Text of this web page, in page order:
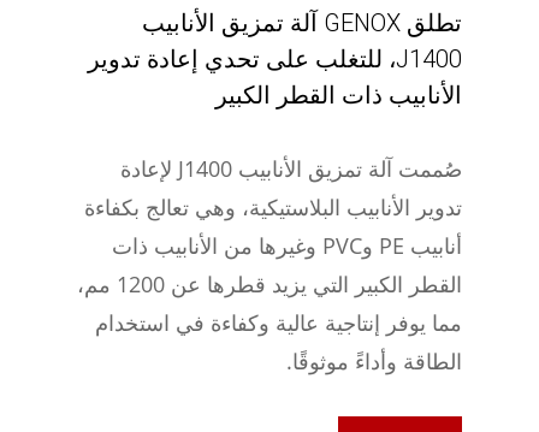
تطلق GENOX آلة تمزيق الأنابيب
J1400، للتغلب على تحدي إعادة تدوير
الأنابيب ذات القطر الكبير
صُممت آلة تمزيق الأنابيب J1400 لإعادة
تدوير الأنابيب البلاستيكية، وهي تعالج بكفاءة
أنابيب PE وPVC وغيرها من الأنابيب ذات
القطر الكبير التي يزيد قطرها عن 1200 مم،
مما يوفر إنتاجية عالية وكفاءة في استخدام
الطاقة وأداءً موثوقًا.